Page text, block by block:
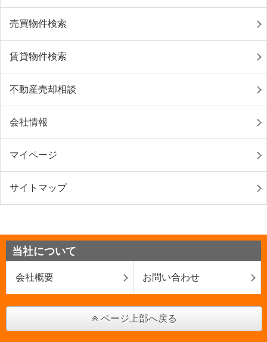
売買物件検索
賃貸物件検索
不動産売却相談
会社情報
マイページ
サイトマップ
当社について
会社概要 お問い合わせ
ページ上部へ戻る